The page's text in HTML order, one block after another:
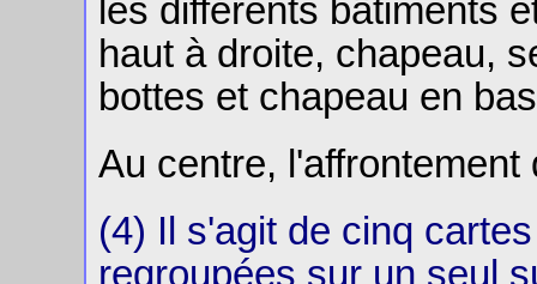
les différents bâtiments
haut à droite, chapeau,
bottes et chapeau en
Au centre,
(4) Il s'agit de cinq
regroupées sur un seul